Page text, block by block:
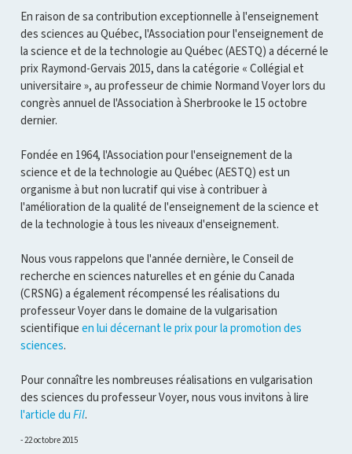
En raison de sa contribution exceptionnelle à l'enseignement
des sciences au Québec, l'Association pour l'enseignement de
la science et de la technologie au Québec (AESTQ) a décerné le
prix Raymond-Gervais 2015, dans la catégorie « Collégial et
universitaire », au professeur de chimie Normand Voyer lors du
congrès annuel de l'Association à Sherbrooke le 15 octobre
dernier.
Fondée en 1964, l'Association pour l'enseignement de la
science et de la technologie au Québec (AESTQ) est un
organisme à but non lucratif qui vise à contribuer à
l'amélioration de la qualité de l'enseignement de la science et
de la technologie à tous les niveaux d'enseignement.
Nous vous rappelons que l'année dernière, le Conseil de
recherche en sciences naturelles et en génie du Canada
(CRSNG) a également récompensé les réalisations du
professeur Voyer dans le domaine de la vulgarisation
scientifique en lui décernant le prix pour la promotion des
sciences.
Pour connaître les nombreuses réalisations en vulgarisation
des sciences du professeur Voyer, nous vous invitons à lire
l'article du Fil.
22 octobre 2015